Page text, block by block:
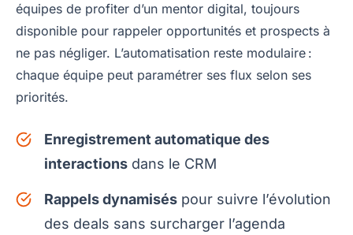
équipes de profiter d’un mentor digital, toujours
disponible pour rappeler opportunités et prospects à
ne pas négliger. L’automatisation reste modulaire :
chaque équipe peut paramétrer ses flux selon ses
priorités.
Enregistrement automatique des
interactions dans le CRM
Rappels dynamisés pour suivre l’évolution
des deals sans surcharger l’agenda